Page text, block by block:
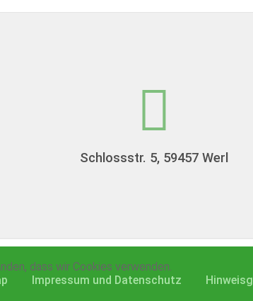
Schlossstr. 5, 59457 Werl
Impressum und Datenschutz
dass wir Cookies verwenden.